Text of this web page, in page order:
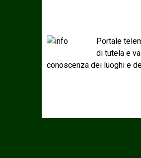
Portale
di tutela e
conoscenza dei luoghi e